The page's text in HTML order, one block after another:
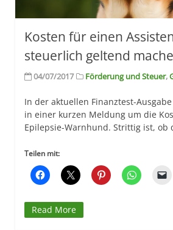
Kosten für einen
steuerlich geltend
04/07/2017 Förderung und Steuer,
In der aktuellen Finanztest-Ausgabe
in einer kurzen Meldung um die
Epilepsie-Warnhund. Strittig ist, ob
Teilen mit:
Read More